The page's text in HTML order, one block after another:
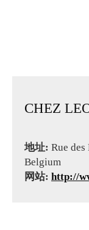
CHEZ
地址: Rue
Belgium
网站: http://